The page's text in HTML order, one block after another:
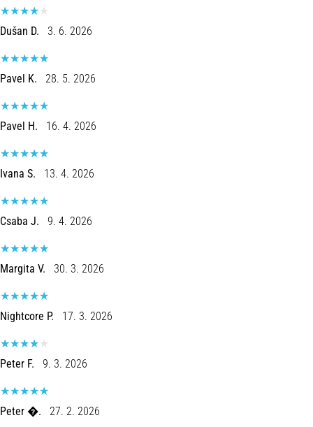
Wat
zijn
ze
en
hoe
voer
ze
uit?
In
praktijk
test
shuttle
run
wendbaarheid
en
Hoe
voer
deze
correct
uit,
Dušan D. 3. 6. 2026
Pavel K. 28. 5. 2026
Pavel H. 16. 4. 2026
Ivana S. 13. 4. 2026
Csaba J. 9. 4. 2026
Margita V. 30. 3. 2026
Nightcore P. 17. 3. 2026
Peter F. 9. 3. 2026
Peter �. 27. 2. 2026